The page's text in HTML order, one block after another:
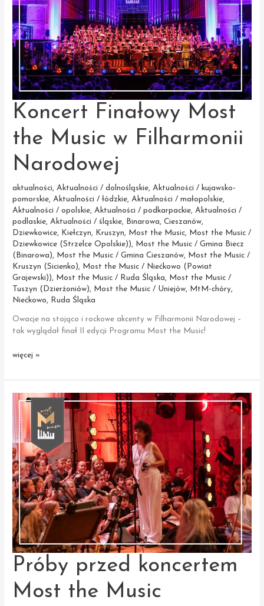
Koncert Finałowy Most
the Music w Filharmonii
Narodowej
aktualności,Aktualności / dolnośląskie,Aktualności / kujawsko-
pomorskie,Aktualności / łódzkie,Aktualności / małopolskie,
Aktualności / opolskie,Aktualności / podkarpackie,Aktualności /
podlaskie,Aktualności / śląskie, Binarowa,Cieszanów,
Dziewkowice, Kiełczyn, Kruszyn, Most the Music,
Most the Music /
Dziewkowice (Strzelce Opolskie)),
Most the Music / Gmina Biecz
(Binarowa), Most the Music / Gmina Cieszanów,
Most the Music /
Kruszyn (Sicienko),
Most the Music / Niećkowo (Powiat
Grajewski)), Most the Music / Ruda Śląska,
Most the Music /
Tuszyn (Dzierżoniów), Most the Music / Uniejów, MtM-chóry,
Niećkowo, Ruda Śląska
Owacje na stojąco i rockowe akcenty w Filharmonii Narodowej –
tak wyglądał finał II edycji Programu Most the Music!
Koncert
Most
Music
w Filharmonii
Narodowej
więcej »
Próby przed koncertem
Most the Music